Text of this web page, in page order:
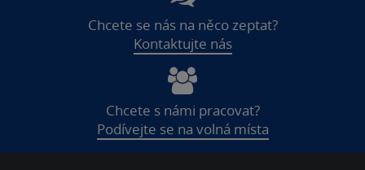
Chcete se nás na něco zeptat?
Kontaktujte nás
Chcete s námi pracovat?
Podívejte se na volná místa